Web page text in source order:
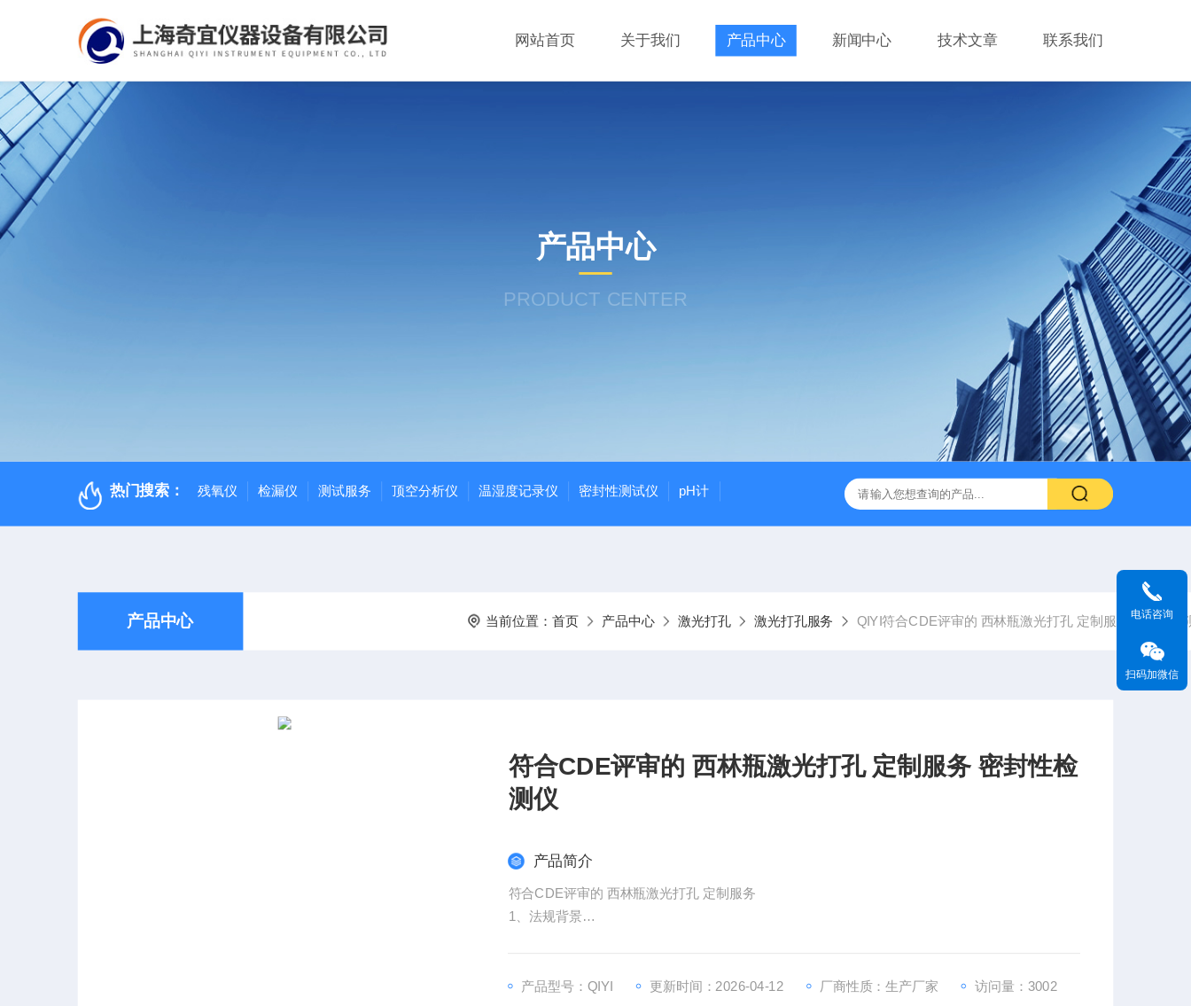
网站首页 关于我们 产品中心 新闻中心 技术文章 联系我们
产品中心
PRODUCT CENTER
热门搜索： 残氧仪 检漏仪 测试服务 顶空分析仪 温湿度记录仪 密封性测试仪 pH计
产品中心 当前位置：首页 产品中心 激光打孔 激光打孔服务 QIYI符合CDE评审的 西林瓶激光打孔 定制服务 密封性检
符合CDE评审的 西林瓶激光打孔 定制服务 密封性检
测仪
产品简介
符合CDE评审的 西林瓶激光打孔 定制服务
1、法规背景
产品型号：QIYI 更新时间：2026-04-12 厂商性质：生产厂家 访问量：3002
电话咨询
扫码加微信